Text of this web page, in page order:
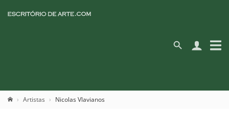
Artistas Nicolas Vlavianos